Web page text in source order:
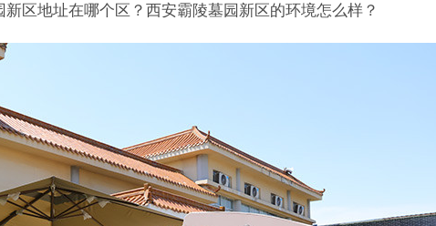
区地址在哪个区？西安霸陵墓园新区的环境怎么样？